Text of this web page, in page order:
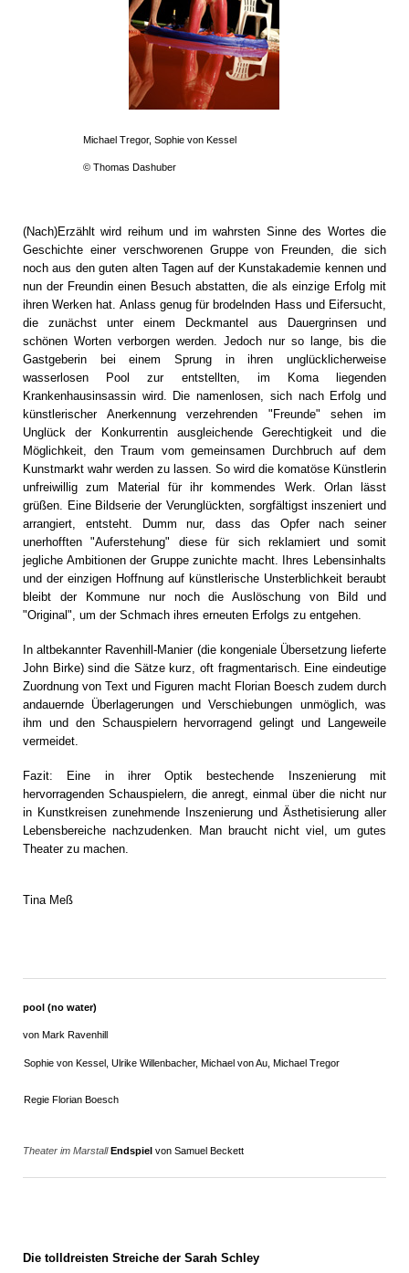
Michael Tregor, Sophie von Kessel
© Thomas Dashuber
(Nach)Erzählt wird reihum und im wahrsten Sinne des Wortes die
Geschichte einer verschworenen Gruppe von Freunden, die sich
noch aus den guten alten Tagen auf der Kunstakademie kennen und
nun der Freundin einen Besuch abstatten, die als einzige Erfolg mit
ihren Werken hat. Anlass genug für brodelnden Hass und Eifersucht,
die zunächst unter einem Deckmantel aus Dauergrinsen und
schönen Worten verborgen werden. Jedoch nur so lange, bis die
Gastgeberin bei einem Sprung in ihren unglücklicherweise
wasserlosen Pool zur entstellten, im Koma liegenden
Krankenhausinsassin wird. Die namenlosen, sich nach Erfolg und
künstlerischer Anerkennung verzehrenden "Freunde" sehen im
Unglück der Konkurrentin ausgleichende Gerechtigkeit und die
Möglichkeit, den Traum vom gemeinsamen Durchbruch auf dem
Kunstmarkt wahr werden zu lassen. So wird die komatöse Künstlerin
unfreiwillig zum Material für ihr kommendes Werk. Orlan lässt
grüßen. Eine Bildserie der Verunglückten, sorgfältigst inszeniert und
arrangiert, entsteht. Dumm nur, dass das Opfer nach seiner
unerhofften "Auferstehung" diese für sich reklamiert und somit
jegliche Ambitionen der Gruppe zunichte macht. Ihres Lebensinhalts
und der einzigen Hoffnung auf künstlerische Unsterblichkeit beraubt
bleibt der Kommune nur noch die Auslöschung von Bild und
"Original", um der Schmach ihres erneuten Erfolgs zu entgehen.
In altbekannter Ravenhill-Manier (die kongeniale Übersetzung lieferte
John Birke) sind die Sätze kurz, oft fragmentarisch. Eine eindeutige
Zuordnung von Text und Figuren macht Florian Boesch zudem durch
andauernde Überlagerungen und Verschiebungen unmöglich, was
ihm und den Schauspielern hervorragend gelingt und Langeweile
vermeidet.
Fazit: Eine in ihrer Optik bestechende Inszenierung mit
hervorragenden Schauspielern, die anregt, einmal über die nicht nur
in Kunstkreisen zunehmende Inszenierung und Ästhetisierung aller
Lebensbereiche nachzudenken. Man braucht nicht viel, um gutes
Theater zu machen.
Tina Meß
pool (no water)
von Mark Ravenhill
Sophie von Kessel, Ulrike Willenbacher, Michael von Au, Michael Tregor
Regie Florian Boesch
Theater im MarstallEndspiel von Samuel Beckett
Die tolldreisten Streiche der Sarah Schley